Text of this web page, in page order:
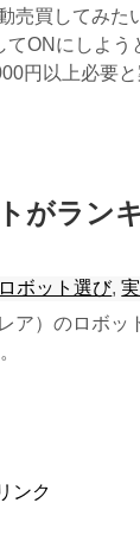
売買してみた
ONにしよ
円以上必要
がラン
ロボット選び,
ア）のロボッ
ンク